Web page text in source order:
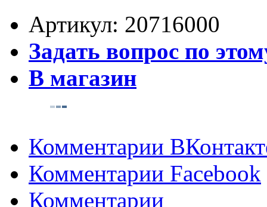
Артикул: 20716000
Задать вопрос по
В магазин
Комментарии
Комментарии Facebook
Комментарии